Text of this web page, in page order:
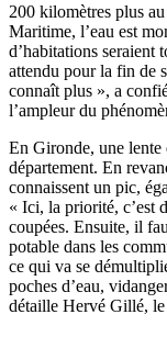
200 kilomètres plus
Maritime, l’eau est
d’habitations seraient
attendu pour la fin de
connaît plus », a
l’ampleur du
En Gironde, une lente
département. En
connaissent un pic,
« Ici, la priorité, c’est
coupées. Ensuite, il
potable dans les
ce qui va se
poches d’eau,
détaille Hervé Gillé, le